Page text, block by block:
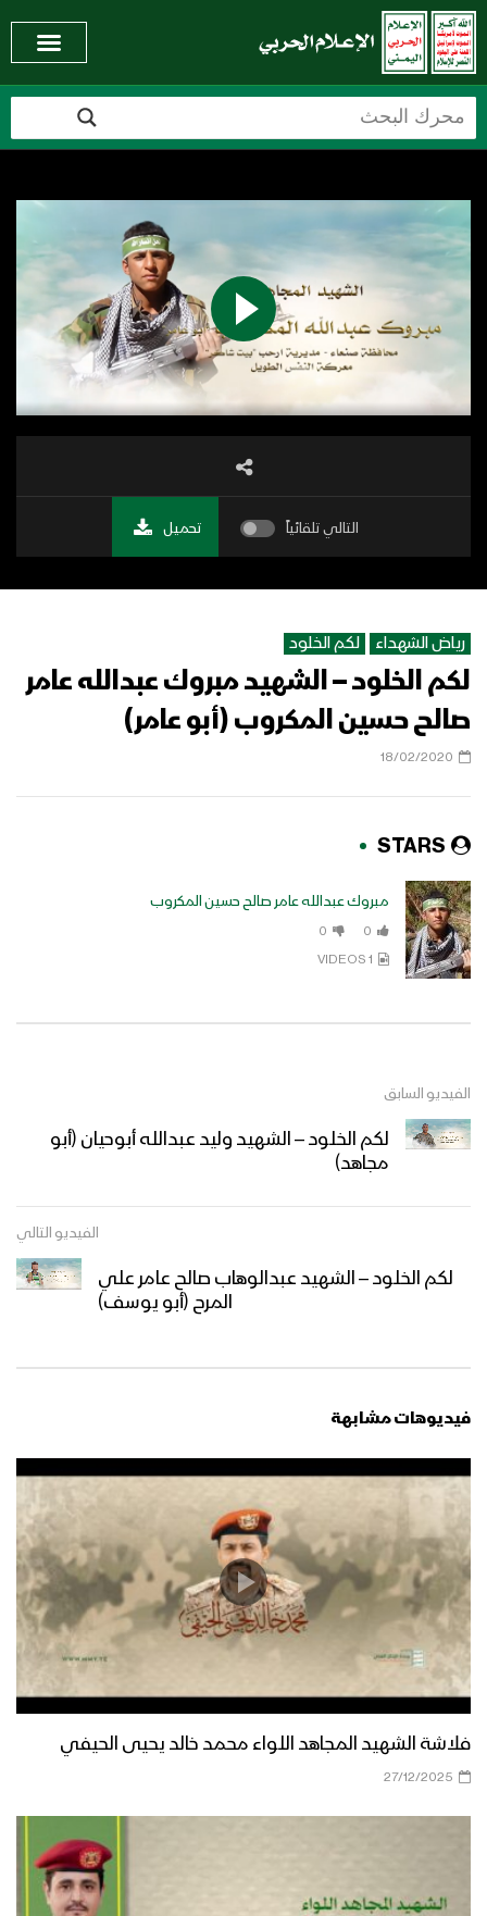
التالي تلقائياً تحميل
رياض الشهداء لكم الخلود
لكم الخلود – الشهيد مبروك عبدالله عامر
صالح حسين المكروب (أبو عامر)
18/02/2020
STARS
مبروك عبدالله عامر صالح حسين المكروب
0
0
1 VIDEOS
الفيديو السابق
لكم الخلود – الشهيد وليد عبدالله أبوحيان (أبو
مجاهد)
الفيديو التالي
لكم الخلود – الشهيد عبدالوهاب صالح عامر علي
المرح (أبو يوسف)
فيديوهات مشابهة
فلاشة الشهيد المجاهد اللواء محمد خالد يحيى الحيفي
27/12/2025